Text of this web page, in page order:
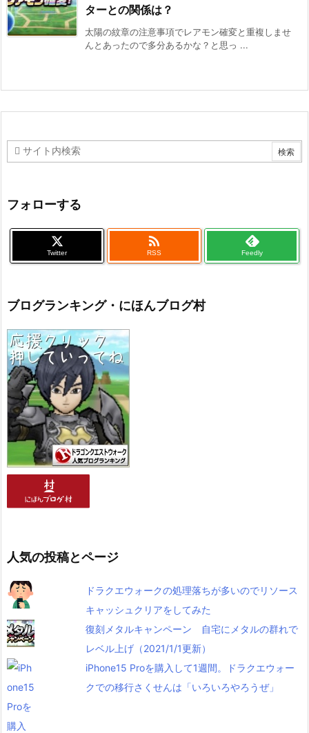
ターとの関係は？
太陽の紋章の注意事項でレアモン確変と重複しませ
んとあったので多分あるかな？と思っ ...
フォローする
Twitter

RSS Feedly
ブログランキング・にほんブログ村
人気の投稿とページ
ドラクエウォークの処理落ちが多いのでリソース
キャッシュクリアをしてみた
復刻メタルキャンペーン 自宅にメタルの群れで
レベル上げ（2021/1/1更新）
iPhone15 Proを購入して1週間。ドラクエウォー
クでの移行さくせんは「いろいろやろうぜ」